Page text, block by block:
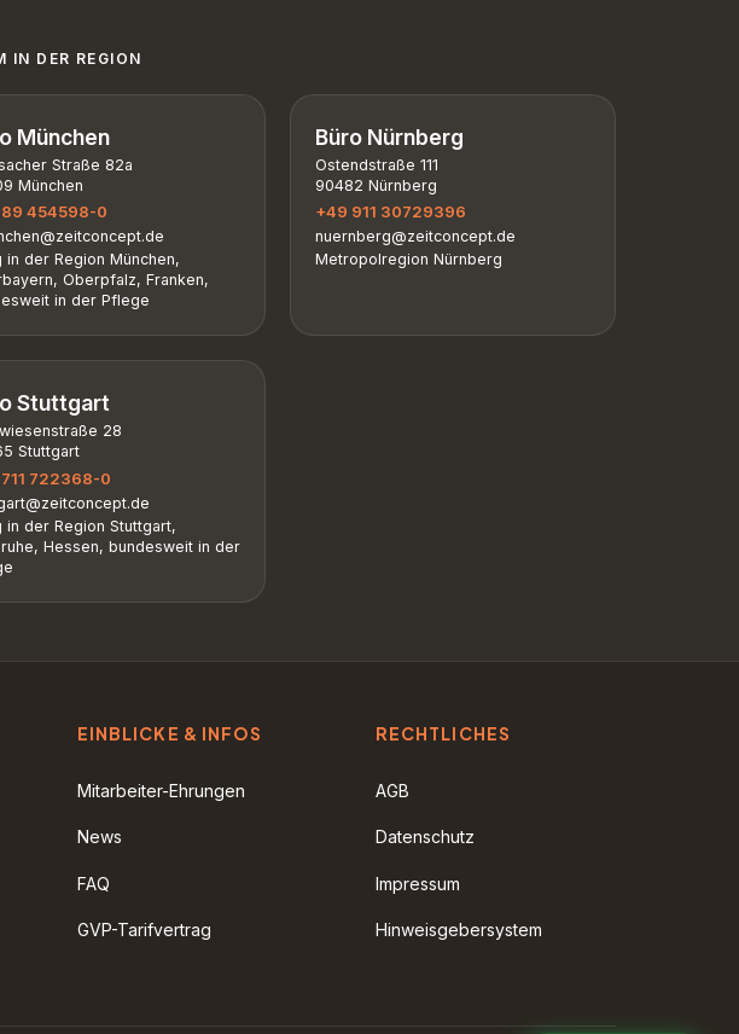
IN DER REGION
München
Straße 82a
München
454598-0
in der Region München,
Oberpfalz, Franken,
in der Pflege
Büro Nürnberg
Ostendstraße 111
90482 Nürnberg
+49 911 30729396
nuernberg@zeitconcept.de
Metropolregion Nürnberg
Stuttgart
28
Stuttgart
722368-0
in der Region Stuttgart,
Hessen, bundesweit in der
EINBLICKE & INFOS
Mitarbeiter-Ehrungen
News
FAQ
GVP-Tarifvertrag
RECHTLICHES
AGB
Datenschutz
Impressum
Hinweisgebersystem